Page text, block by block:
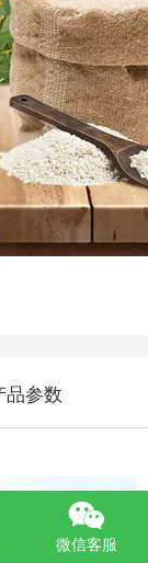
品参数
微信客服